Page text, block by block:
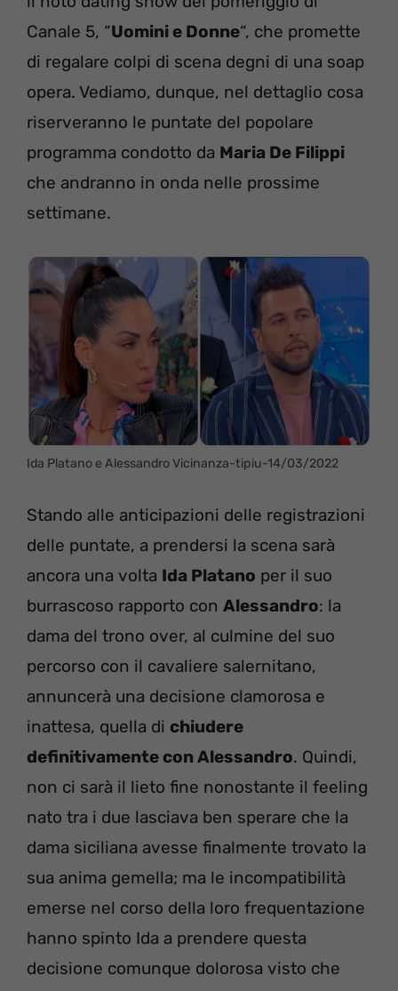
Canale 5, “Uomini e Donne“, che promette
di regalare colpi di scena degni di una soap
opera. Vediamo, dunque, nel dettaglio cosa
riserveranno le puntate del popolare
programma condotto da Maria De Filippi
che andranno in onda nelle prossime
settimane.
Ida Platano e Alessandro Vicinanza-tipiu-14/03/2022
Stando alle anticipazioni delle registrazioni
delle puntate, a prendersi la scena sarà
ancora una volta Ida Platano per il suo
burrascoso rapporto con Alessandro: la
dama del trono over, al culmine del suo
percorso con il cavaliere salernitano,
annuncerà una decisione clamorosa e
inattesa, quella di chiudere
definitivamente con Alessandro. Quindi,
non ci sarà il lieto fine nonostante il feeling
nato tra i due lasciava ben sperare che la
dama siciliana avesse finalmente trovato la
sua anima gemella; ma le incompatibilità
emerse nel corso della loro frequentazione
hanno spinto Ida a prendere questa
decisione comunque dolorosa visto che